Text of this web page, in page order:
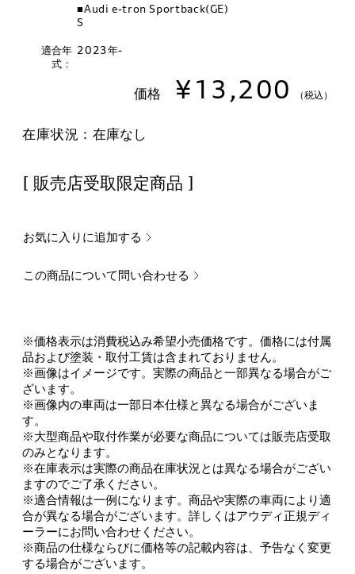
■Audi e-tron Sportback(GE)
S
適合年
式：
2023年-
価格 ¥13,200 （税込）
在庫状況：在庫なし
[ 販売店受取限定商品 ]
お気に入りに追加する
この商品について問い合わせる
※価格表示は消費税込み希望小売価格です。価格には付属
品および塗装・取付工賃は含まれておりません。
※画像はイメージです。実際の商品と一部異なる場合がご
ざいます。
※画像内の車両は一部日本仕様と異なる場合がございま
す。
※大型商品や取付作業が必要な商品については販売店受取
のみとなります。
※在庫表示は実際の商品在庫状況とは異なる場合がござい
ますのでご了承ください。
※適合情報は一例になります。商品や実際の車両により適
合が異なる場合がございます。詳しくはアウディ正規ディ
ーラーにお問い合わせください。
※商品の仕様ならびに価格等の記載内容は、予告なく変更
する場合がございます。